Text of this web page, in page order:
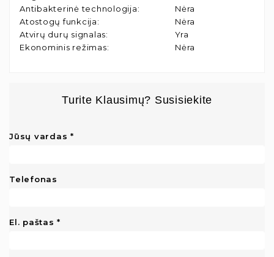
Antibakterinė technologija:
Nėra
Atostogų funkcija:
Nėra
Atvirų durų signalas:
Yra
Ekonominis režimas: Nėra
Turite Klausimų? Susisiekite
Jūsų vardas
Telefonas
El. paštas